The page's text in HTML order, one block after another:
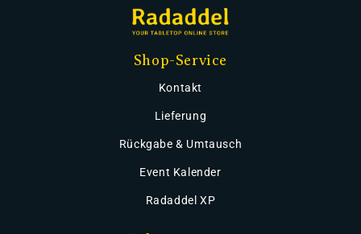
Shop-Service
Kontakt
Lieferung
Rückgabe & Umtausch
Event Kalender
Radaddel XP